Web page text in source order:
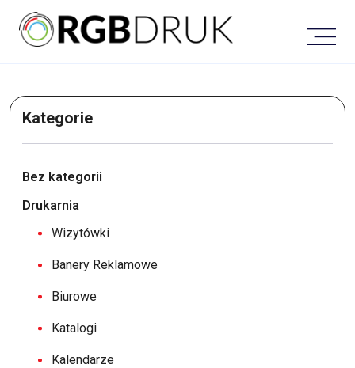
content
Kategorie
Bez kategorii
Drukarnia
Wizytówki
Banery Reklamowe
Biurowe
Katalogi
Kalendarze